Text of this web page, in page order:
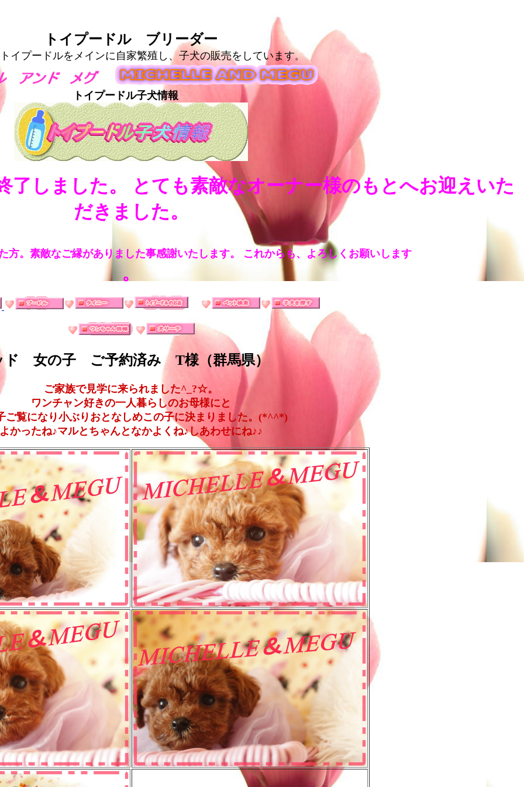
トイプードル ブリーダー
イプードルをメインに自家繁殖し、子犬の販売をしています。
トイプードル子犬情報
了しました。 とても素敵なオーナー様のもとへお迎えいた
だきました。
方。素敵なご縁がありました事感謝いたします。 これからも、よろしくお願いします
。
ド 女の子 ご予約済み T様（群馬県）
ご家族で見学に来られました^_?☆。
ワンチャン好きの一人暮らしのお母様にと
ご覧になり小ぶりおとなしめこの子に決まりました。(*^^*)
よかったね♪マルとちゃんとなかよくね♪しあわせにね♪♪